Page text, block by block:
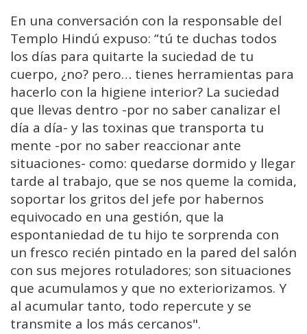
En una conversación con la responsable del
Templo Hindú expuso: “tú te duchas todos
los días para quitarte la suciedad de tu
cuerpo, ¿no? pero… tienes herramientas para
hacerlo con la higiene interior? La suciedad
que llevas dentro -por no saber canalizar el
día a día- y las toxinas que transporta tu
mente -por no saber reaccionar ante
situaciones- como: quedarse dormido y llegar
tarde al trabajo, que se nos queme la comida,
soportar los gritos del jefe por habernos
equivocado en una gestión, que la
espontaniedad de tu hijo te sorprenda con
un fresco recién pintado en la pared del salón
con sus mejores rotuladores; son situaciones
que acumulamos y que no exteriorizamos. Y
al acumular tanto, todo repercute y se
transmite a los más cercanos".